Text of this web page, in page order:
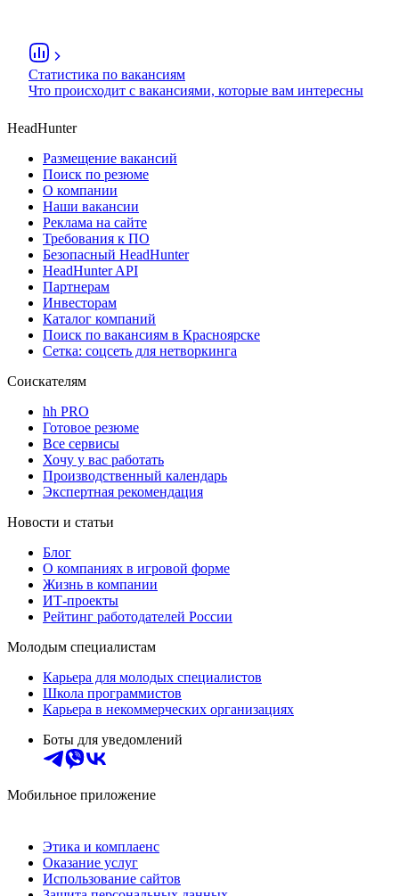
Статистика по вакансиям
Что происходит с вакансиями, которые вам интересны
HeadHunter
Размещение вакансий
Поиск по резюме
О компании
Наши вакансии
Реклама на сайте
Требования к ПО
Безопасный HeadHunter
HeadHunter API
Партнерам
Инвесторам
Каталог компаний
Поиск по вакансиям в Красноярске
Сетка: соцсеть для нетворкинга
Соискателям
hh PRO
Готовое резюме
Все сервисы
Хочу у вас работать
Производственный календарь
Экспертная рекомендация
Новости и статьи
Блог
О компаниях в игровой форме
Жизнь в компании
ИТ-проекты
Рейтинг работодателей России
Молодым специалистам
Карьера для молодых специалистов
Школа программистов
Карьера в некоммерческих организациях
Боты для уведомлений
Мобильное приложение
Этика и комплаенс
Оказание услуг
Использование сайтов